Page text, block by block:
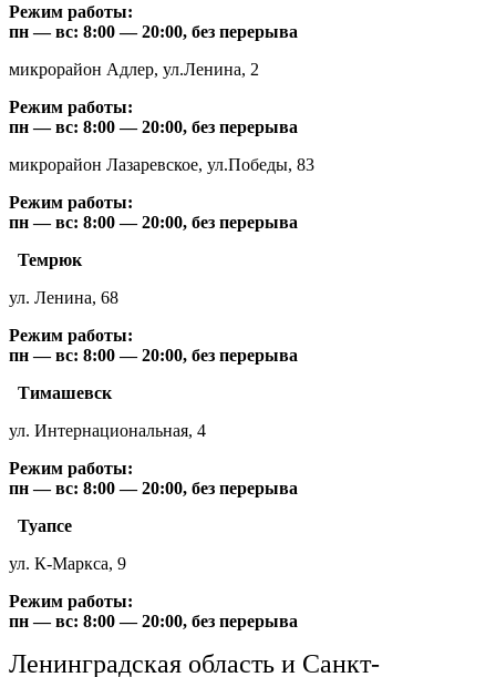
Режим работы:
пн — вс: 8:00 — 20:00, без перерыва
микрорайон Адлер, ул.Ленина, 2
Режим работы:
пн — вс: 8:00 — 20:00, без перерыва
микрорайон Лазаревское, ул.Победы, 83
Режим работы:
пн — вс: 8:00 — 20:00, без перерыва
Темрюк
ул. Ленина, 68
Режим работы:
пн — вс: 8:00 — 20:00, без перерыва
Тимашевск
ул. Интернациональная, 4
Режим работы:
пн — вс: 8:00 — 20:00, без перерыва
Туапсе
ул. К-Маркса, 9
Режим работы:
пн — вс: 8:00 — 20:00, без перерыва
Ленинградская область и Санкт-